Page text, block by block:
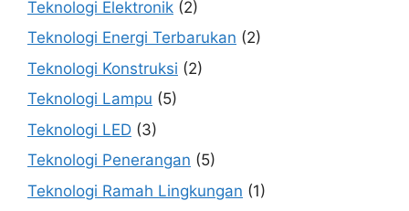
Teknologi Elektronik (2)
Teknologi Energi Terbarukan (2)
Teknologi Konstruksi (2)
Teknologi Lampu (5)
Teknologi LED (3)
Teknologi Penerangan (5)
Teknologi Ramah Lingkungan (1)